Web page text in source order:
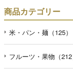
商品カテゴリー
米・パン・麺（125）
フルーツ・果物（212